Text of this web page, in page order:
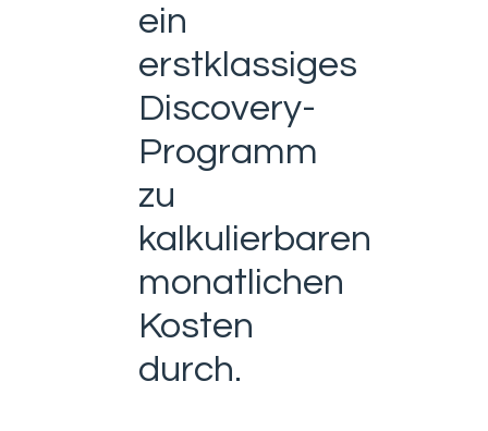
ein
erstklassiges
Discovery-
Programm
zu
kalkulierbaren
monatlichen
Kosten
durch.